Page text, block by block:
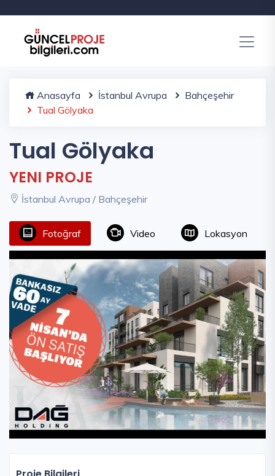
Anasayfa İstanbul Avrupa
Bahçeşehir
Tual Gölyaka
Tual Gölyaka
YENI PROJE
İstanbul Avrupa / Bahçeşehir
Fotoğraf Video Lokasyon